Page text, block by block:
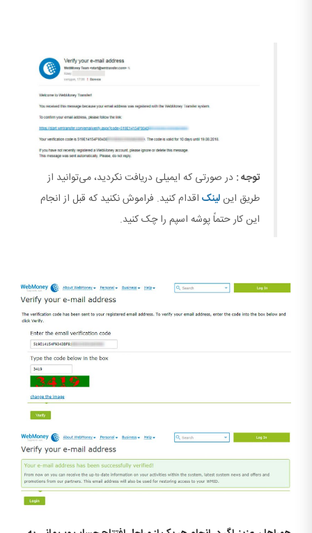
توجه : در صورتی که ایمیلی دریافت نکردید، می‌توانید از
طریق اینلینک اقدام کنید. فراموش نکنید که قبل از انجام
این کار حتماً پوشه اسپم را چک کنید.